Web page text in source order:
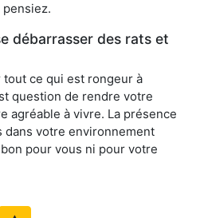
débarrasser des rats et
tout ce qui est rongeur à
question de rendre votre
agréable à vivre. La présence
votre environnement
pour vous ni pour votre